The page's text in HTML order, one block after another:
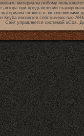
материалы любому
автора при предъявлении
являются эксклюзивными
Клуба являются собственностью
Сайт управляется системой uCoz.